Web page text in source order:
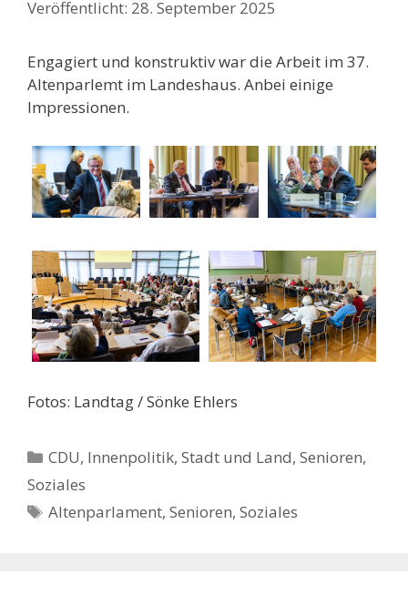
28. September 2025
Engagiert und konstruktiv war die Arbeit im 37.
Altenparlemt im Landeshaus. Anbei einige
Impressionen.
Fotos: Landtag / Sönke Ehlers
Kategorien
CDU, Innenpolitik, Stadt und Land,Senioren,
Soziales
Schlagwörter
Altenparlament,Senioren,Soziales